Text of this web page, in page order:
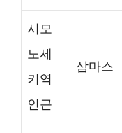
시모
노세
키역
인근
삼마스